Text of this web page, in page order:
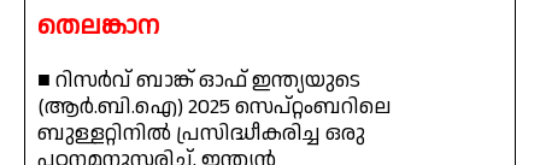
തെലങ്കാന
■ റിസർവ് ബാങ്ക് ഓഫ് ഇന്ത്യയുടെ
(ആർ.ബി.ഐ) 2025 സെപ്റ്റംബറിലെ
ബുള്ളറ്റിനിൽ പ്രസിദ്ധീകരിച്ച ഒരു
പഠനമനുസരിച്ച്, ഇന്ത്യൻ